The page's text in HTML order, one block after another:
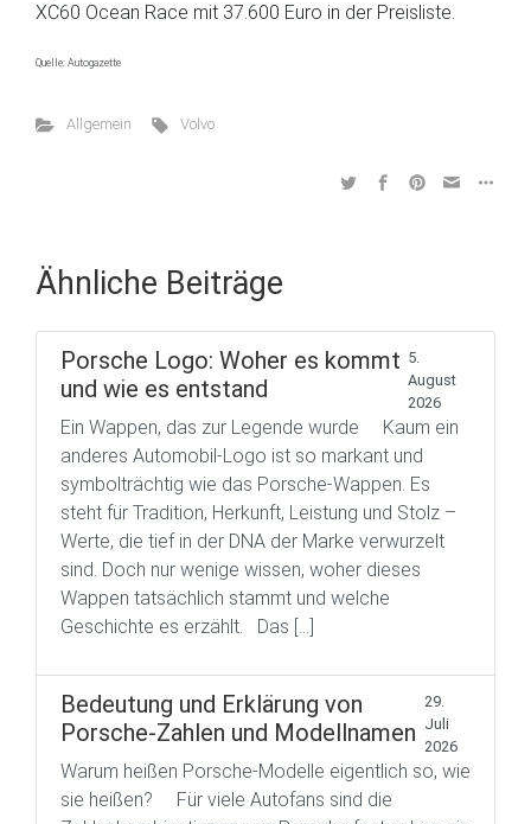
XC60 Ocean Race mit 37.600 Euro in der Preisliste.
Quelle: Autogazette
Allgemein Volvo
Ähnliche Beiträge
Porsche Logo: Woher es kommt
und wie es entstand
5.
August
2026
Ein Wappen, das zur Legende wurde Kaum ein
anderes Automobil-Logo ist so markant und
symbolträchtig wie das Porsche-Wappen. Es
steht für Tradition, Herkunft, Leistung und Stolz –
Werte, die tief in der DNA der Marke verwurzelt
sind. Doch nur wenige wissen, woher dieses
Wappen tatsächlich stammt und welche
Geschichte es erzählt. Das […]
Bedeutung und Erklärung von
Porsche-Zahlen und Modellnamen
29.
Juli
2026
Warum heißen Porsche-Modelle eigentlich so, wie
sie heißen? Für viele Autofans sind die